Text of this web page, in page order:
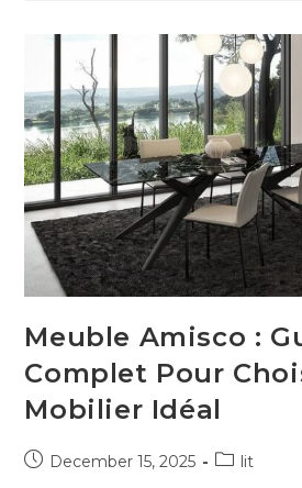
Meuble Amisco :
Complet Pour
Mobilier Idéal
December 15, 2025 lit